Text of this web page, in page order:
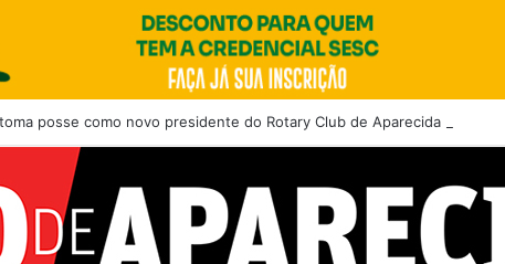
posse como novo presidente do Rotary Club de Aparecida de